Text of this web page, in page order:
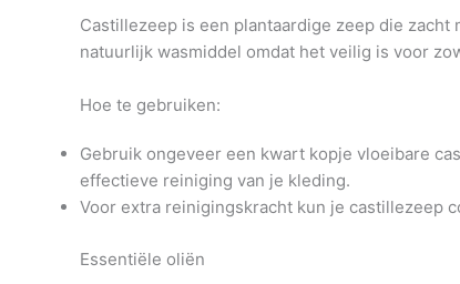
Castillezeep is een plantaardige zeep die
natuurlijk wasmiddel omdat het veilig is voor
Hoe te gebruiken:
Gebruik ongeveer een kwart kopje vloeibare
effectieve reiniging van je kleding.
Voor extra reinigingskracht kun je castillezeep
Essentiële oliën